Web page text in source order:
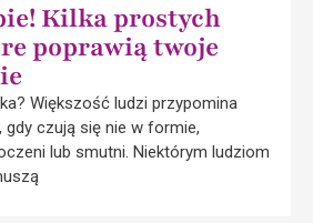
Kilka prostych
poprawią twoje
Większość ludzi przypomina
czują się nie w formie,
lub smutni. Niektórym ludziom